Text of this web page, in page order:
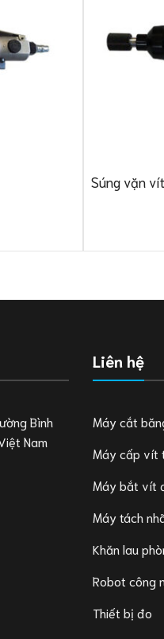
Súng vặn
Bình
Nam
Liên hệ
Máy cắt
Máy cấp vít
Máy bắt vít
Máy tách
Khăn lau
Robot công
Thiết bị đo